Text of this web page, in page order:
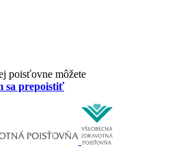
poisťovne môžete
sa prepoistiť